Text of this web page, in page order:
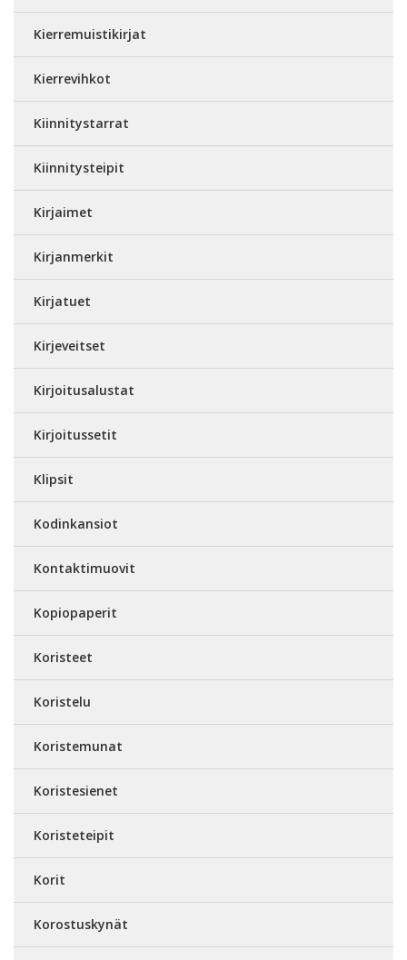
Kierremuistikirjat
Kierrevihkot
Kiinnitystarrat
Kiinnitysteipit
Kirjaimet
Kirjanmerkit
Kirjatuet
Kirjeveitset
Kirjoitusalustat
Kirjoitussetit
Klipsit
Kodinkansiot
Kontaktimuovit
Kopiopaperit
Koristeet
Koristelu
Koristemunat
Koristesienet
Koristeteipit
Korit
Korostuskynät